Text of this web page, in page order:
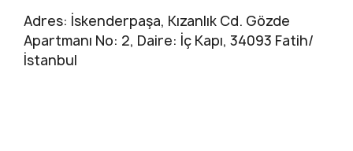
Adres: İskenderpaşa, Kızanlık Cd. Gözde
Apartmanı No: 2, Daire: İç Kapı, 34093 Fatih/
İstanbul